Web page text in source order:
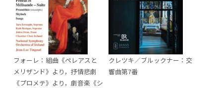
フォーレ：組曲《ペレアスと
メリザンド》より，抒情悲劇
《プロメテ》より，劇音楽《シ
クレツキ／ブルックナー：交
響曲第7番